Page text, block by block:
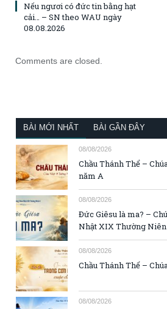
Nếu ngươi có đức tin bằng hạt
cải… – SN theo WAU ngày
08.08.2026
Comments are closed.
BÀI MỚI NHẤT BÀI GẦN ĐÂY
08/08/2026
Chầu Thánh Thể –
năm A
08/08/2026
Đức Giêsu là ma? –
Nhật XIX Thường
08/08/2026
Chầu Thánh Thể –
08/08/2026